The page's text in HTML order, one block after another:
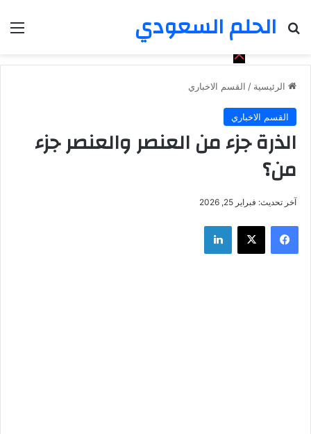
الحلم السعودي
بحث عن
الرئيسية / القسم الاخباري
القسم الاخباري
الذرة جزء من العنصر والعنصر جزء
من؟
آخر تحديث: فبراير 25, 2026
فيسبوك ‫X لينكدإن